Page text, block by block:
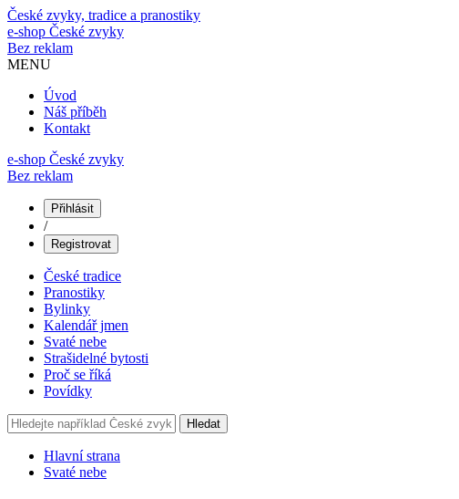
České zvyky, tradice a pranostiky
e-shop České zvyky
Bez reklam
MENU
Úvod
Náš příběh
Kontakt
e-shop České zvyky
Bez reklam
Přihlásit
/
Registrovat
České tradice
Pranostiky
Bylinky
Kalendář jmen
Svaté nebe
Strašidelné bytosti
Proč se říká
Povídky
Hledat
Hlavní strana
Svaté nebe